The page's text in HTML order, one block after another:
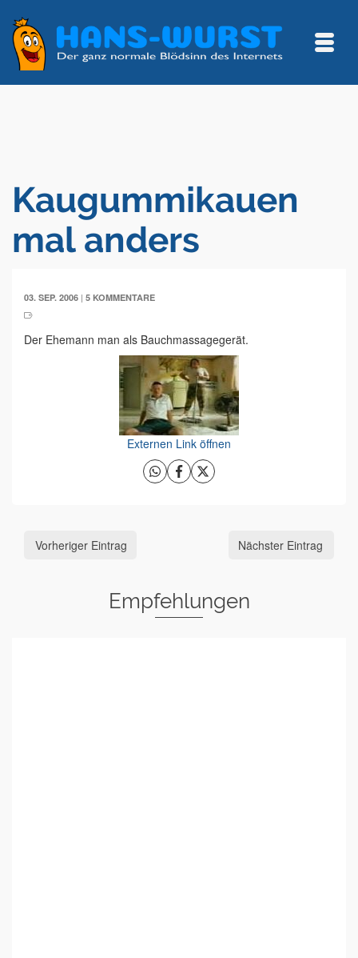
Kaugummikauen
mal anders
03. SEP. 2006 | 5 KOMMENTARE
Der Ehemann man als Bauchmassagegerät.
Externen Link öffnen
Vorheriger Eintrag Nächster Eintrag
Empfehlungen